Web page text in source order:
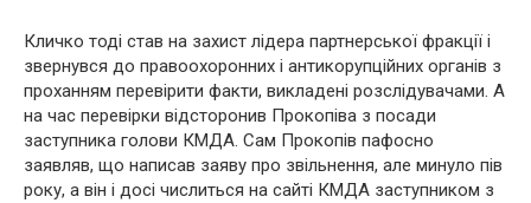
Кличко тоді став на захист лідера партнерської фракції і
звернувся до правоохоронних і антикорупційних органів з
проханням перевірити факти, викладені розслідувачами. А
на час перевірки відсторонив Прокопіва з посади
заступника голови КМДА. Сам Прокопів пафосно
заявляв, що написав заяву про звільнення, але минуло пів
року, а він і досі числиться на сайті КМДА заступником з